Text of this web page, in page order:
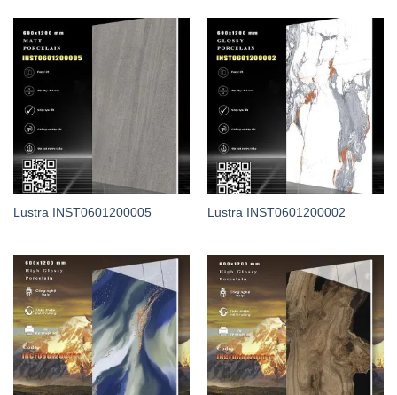
Lustra INST0601200005 Lustra INST0601200002